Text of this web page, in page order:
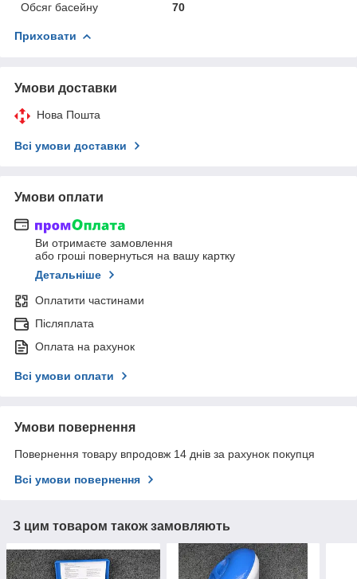
Обсяг басейну
70
Приховати
Умови доставки
Нова Пошта
Всі умови доставки
Умови оплати
Ви отримаєте замовлення
або гроші повернуться на вашу картку
Детальніше
Оплатити частинами
Післяплата
Оплата на рахунок
Всі умови оплати
Умови повернення
Повернення товару впродовж 14 днів за рахунок покупця
Всі умови повернення
З цим товаром також замовляють